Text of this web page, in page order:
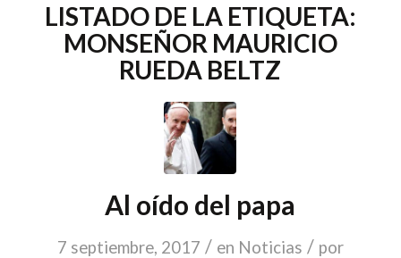
LISTADO DE LA ETIQUETA:
MONSEÑOR MAURICIO
RUEDA BELTZ
Al oído del papa
7 septiembre, 2017 / en Noticias / por